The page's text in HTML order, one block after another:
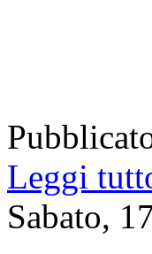
Leggi
Sabato,